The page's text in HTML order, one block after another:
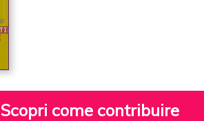
Scopri come contribuire